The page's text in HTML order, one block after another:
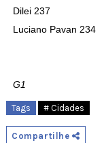
Dilei 237
Luciano Pavan 234
G1
Tags # Cidades
Compartilhe